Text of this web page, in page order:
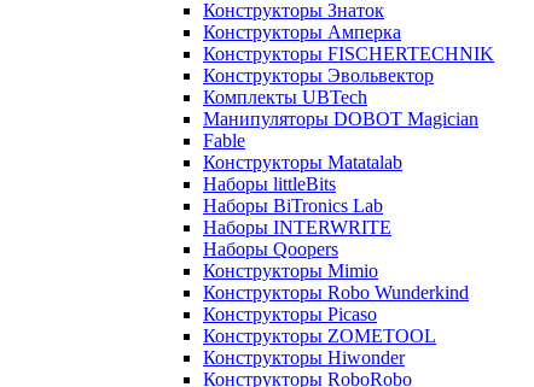
Конструкторы Знаток
Конструкторы Амперка
Конструкторы FISCHERTECHNIK
Конструкторы Эвольвектор
Комплекты UBTech
Манипуляторы DOBOT Magician
Fable
Конструкторы Matatalab
Наборы littleBits
Наборы BiTronics Lab
Наборы INTERWRITE
Наборы Qoopers
Конструкторы Mimio
Конструкторы Robo Wunderkind
Конструкторы Picaso
Конструкторы ZOMETOOL
Конструкторы Hiwonder
Конструкторы RoboRobo